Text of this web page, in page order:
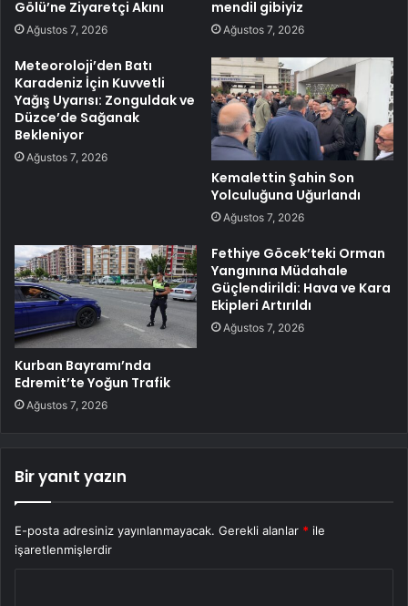
Gölü’ne Ziyaretçi Akını
Ağustos 7, 2026
mendil gibiyiz
Ağustos 7, 2026
Meteoroloji’den Batı
Karadeniz İçin Kuvvetli
Yağış Uyarısı: Zonguldak ve
Düzce’de Sağanak
Bekleniyor
Ağustos 7, 2026
Kemalettin Şahin Son
Yolculuğuna Uğurlandı
Ağustos 7, 2026
Kurban Bayramı’nda
Edremit’te Yoğun Trafik
Ağustos 7, 2026
Fethiye Göcek’teki Orman
Yangınına Müdahale
Güçlendirildi: Hava ve Kara
Ekipleri Artırıldı
Ağustos 7, 2026
Bir yanıt yazın
E-posta adresiniz yayınlanmayacak. Gerekli alanlar * ile
işaretlenmişlerdir